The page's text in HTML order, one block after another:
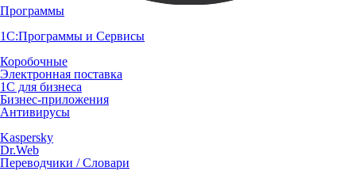
Программы
1С:Программы и Сервисы
Коробочные
Электронная поставка
1С для бизнеса
Бизнес-приложения
Антивирусы
Kaspersky
Dr.Web
Переводчики / Словари